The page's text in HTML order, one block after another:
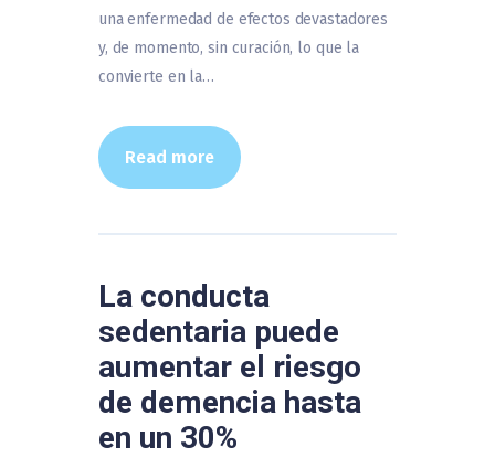
una enfermedad de efectos devastadores
y, de momento, sin curación, lo que la
convierte en la…
Read more
La conducta
sedentaria puede
aumentar el riesgo
de demencia hasta
en un 30%